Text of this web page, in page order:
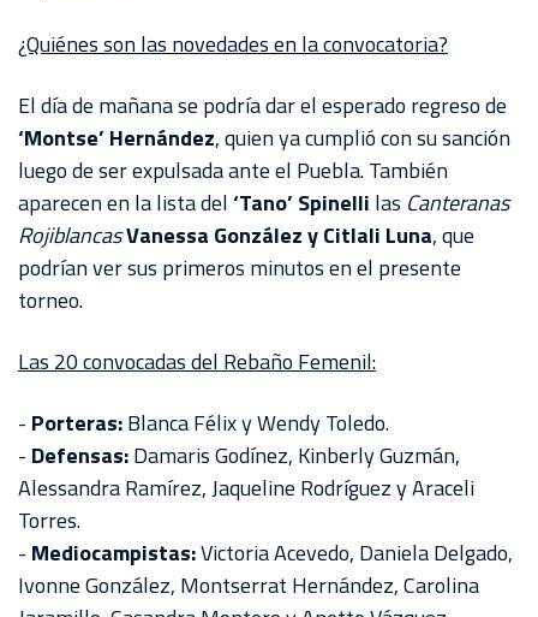
¿Quiénes son las novedades en la convocatoria?
El día de mañana se podría dar el esperado regreso de
‘Montse’ Hernández, quien ya cumplió con su sanción
luego de ser expulsada ante el Puebla. También
aparecen en la lista del‘Tano’ Spinelli las Canteranas
RojiblancasVanessa González y Citlali Luna, que
podrían ver sus primeros minutos en el presente
torneo.
Las 20 convocadas del Rebaño Femenil:
- Porteras:Blanca Félix y Wendy Toledo.
- Defensas:Damaris Godínez, Kinberly Guzmán,
Alessandra Ramírez, Jaqueline Rodríguez y Araceli
Torres.
- Mediocampistas:Victoria Acevedo, Daniela Delgado,
Ivonne González, Montserrat Hernández, Carolina